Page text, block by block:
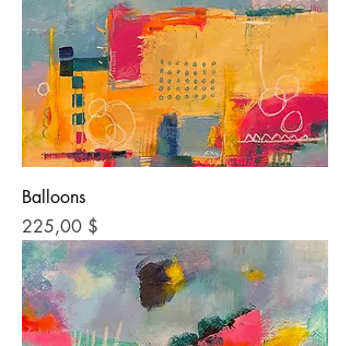
Balloons
Preis
225,00 $